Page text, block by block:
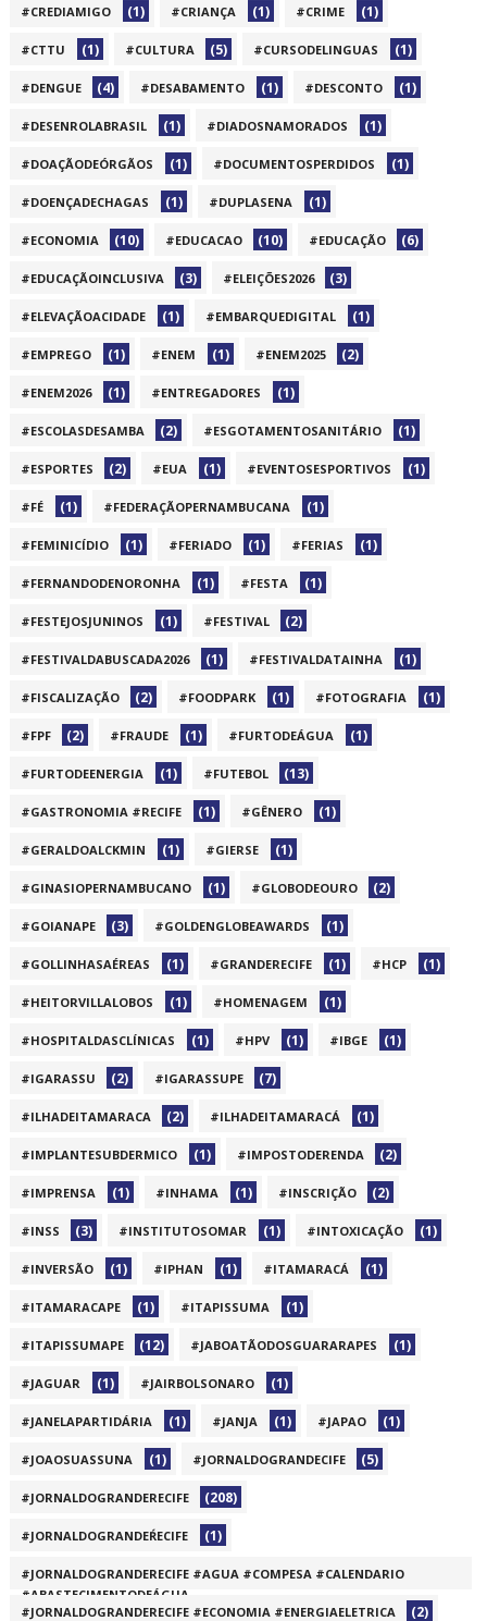
#CREDIAMIGO (1) #CRIANÇA (1) #CRIME (1)
#CTTU (1) #CULTURA (5) #CURSODELINGUAS (1)
#DENGUE (4) #DESABAMENTO (1) #DESCONTO (1)
#DESENROLABRASIL (1) #DIADOSNAMORADOS (1)
#DOAÇÃODEÓRGÃOS (1) #DOCUMENTOSPERDIDOS (1)
#DOENÇADECHAGAS (1) #DUPLASENA (1)
#ECONOMIA (10) #EDUCACAO (10) #EDUCAÇÃO (6)
#EDUCAÇÃOINCLUSIVA (3) #ELEIÇÕES2026 (3)
#ELEVAÇÃOACIDADE (1) #EMBARQUEDIGITAL (1)
#EMPREGO (1) #ENEM (1) #ENEM2025 (2)
#ENEM2026 (1) #ENTREGADORES (1)
#ESCOLASDESAMBA (2) #ESGOTAMENTOSANITÁRIO (1)
#ESPORTES (2) #EUA (1) #EVENTOSESPORTIVOS (1)
#FÉ (1) #FEDERAÇÃOPERNAMBUCANA (1)
#FEMINICÍDIO (1) #FERIADO (1) #FERIAS (1)
#FERNANDODENORONHA (1) #FESTA (1)
#FESTEJOSJUNINOS (1) #FESTIVAL (2)
#FESTIVALDABUSCADA2026 (1) #FESTIVALDATAINHA (1)
#FISCALIZAÇÃO (2) #FOODPARK (1) #FOTOGRAFIA (1)
#FPF (2) #FRAUDE (1) #FURTODEÁGUA (1)
#FURTODEENERGIA (1) #FUTEBOL (13)
#GASTRONOMIA #RECIFE (1) #GÊNERO (1)
#GERALDOALCKMIN (1) #GIERSE (1)
#GINASIOPERNAMBUCANO (1) #GLOBODEOURO (2)
#GOIANAPE (3) #GOLDENGLOBEAWARDS (1)
#GOLLINHASAÉREAS (1) #GRANDERECIFE (1) #HCP (1)
#HEITORVILLALOBOS (1) #HOMENAGEM (1)
#HOSPITALDASCLÍNICAS (1) #HPV (1) #IBGE (1)
#IGARASSU (2) #IGARASSUPE (7)
#ILHADEITAMARACA (2) #ILHADEITAMARACÁ (1)
#IMPLANTESUBDERMICO (1) #IMPOSTODERENDA (2)
#IMPRENSA (1) #INHAMA (1) #INSCRIÇÃO (2)
#INSS (3) #INSTITUTOSOMAR (1) #INTOXICAÇÃO (1)
#INVERSÃO (1) #IPHAN (1) #ITAMARACÁ (1)
#ITAMARACAPE (1) #ITAPISSUMA (1)
#ITAPISSUMAPE (12) #JABOATÃODOSGUARARAPES (1)
#JAGUAR (1) #JAIRBOLSONARO (1)
#JANELAPARTIDÁRIA (1) #JANJA (1) #JAPAO (1)
#JOAOSUASSUNA (1) #JORNALDOGRANDECIFE (5)
#JORNALDOGRANDERECIFE (208)
#JORNALDOGRANDEŔECIFE (1)
#JORNALDOGRANDERECIFE #AGUA #COMPESA #CALENDARIO
#ABASTECIMENTODEÁGUA
(1)
#JORNALDOGRANDERECIFE #ECONOMIA #ENERGIAELETRICA (2)